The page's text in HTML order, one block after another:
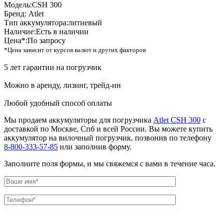
Модель:CSH 300
Бренд: Atlet
Тип аккумулятора:литиевый
Наличие:Есть в наличии
Цена*:По запросу
*Цена зависит от курсов валют и других факторов
5 лет гарантии на погрузчик
Можно в аренду, лизинг, трейд-ин
Любой удобный способ оплаты
Мы продаем аккумуляторы для погрузчика Atlet CSH 300 с
доставкой по Москве, Спб и всей России. Вы можете купить
аккумулятор на вилочный погрузчик, позвонив по телефону
8-800-333-57-85 или заполнив форму.
Заполните поля формы, и мы свяжемся с вами в течение часа.